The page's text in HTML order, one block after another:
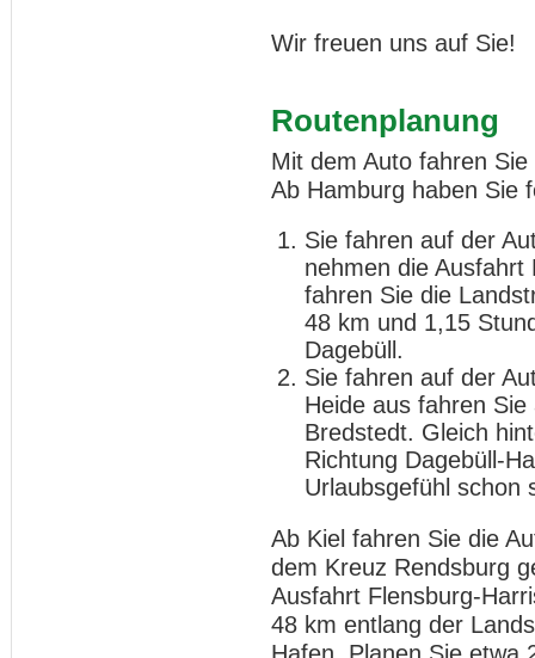
Wir freuen uns auf Sie!
Routenplanung
Mit dem Auto fahren
Ab Hamburg haben Sie
Sie fahren auf der
nehmen die Ausfahrt
fahren Sie die
48 km und 1,15
Dagebüll.
Sie fahren auf der
Heide aus fahren
Bredstedt. Gleich
Richtung Dagebüll-
Urlaubsgefühl schon
Ab Kiel fahren Sie die
dem Kreuz Rendsburg
Ausfahrt Flensburg-
48 km entlang der